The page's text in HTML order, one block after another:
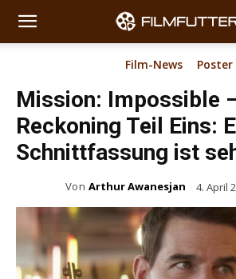
Film-News Poster
Mission: Impossible
Reckoning Teil Eins:
Schnittfassung ist
Von Arthur Awanesjan 4. April